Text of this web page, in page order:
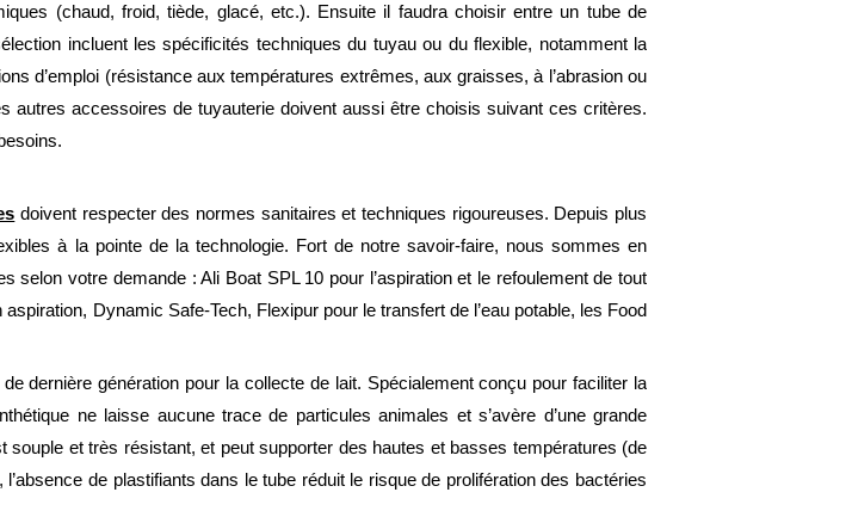
(chaud, froid, tiède, glacé, etc.). Ensuite il faudra choisir entre un tube de
incluent les spécificités techniques du tuyau ou du flexible, notamment la
d’emploi (résistance aux températures extrêmes, aux graisses, à l’abrasion ou
accessoires de tuyauterie doivent aussi être choisis suivant ces critères.
doivent respecter des normes sanitaires et techniques rigoureuses. Depuis plus
à la pointe de la technologie. Fort de notre savoir-faire, nous sommes en
votre demande : Ali Boat SPL 10 pour l’aspiration et le refoulement de tout
Dynamic Safe-Tech, Flexipur pour le transfert de l’eau potable, les Food
dernière génération pour la collecte de lait. Spécialement conçu pour faciliter la
ne laisse aucune trace de particules animales et s’avère d’une grande
et très résistant, et peut supporter des hautes et basses températures (de
de plastifiants dans le tube réduit le risque de prolifération des bactéries